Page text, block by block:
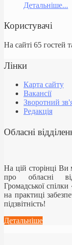
Детальніше...
Користувачі
На сайті 65 гостей
Лінки
Карта сайту
Вакансії
Зворотний
Редакція
Обласні
На цій сторінці
про обласні
Громадської
на практиці
підзвітність!
Детальніше